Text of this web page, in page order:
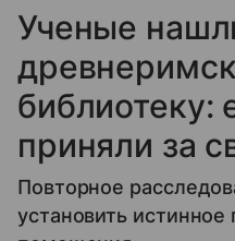
Ученые
библиотеку:
приняли за
Повторное
установить истинное